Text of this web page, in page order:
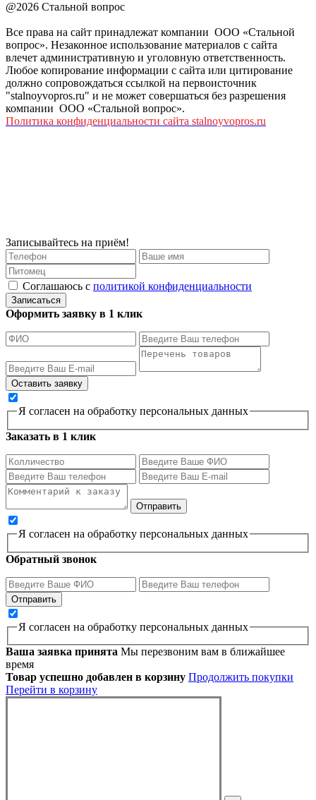
@2026 Стальной вопрос
Все права на сайт принадлежат компании ООО «Стальной
вопрос». Незаконное использование материалов с сайта
влечет административную и уголовную ответственность.
Любое копирование информации с сайта или цитирование
должно сопровождаться ссылкой на первоисточник
"stalnoyvopros.ru" и не может совершаться без разрешения
компании ООО «Стальной вопрос».
Политика конфиденциальности сайта stalnoyvopros.ru
Записывайтесь на приём!
Соглашаюсь с политикой конфиденциальности
Записаться
Оформить заявку в 1 клик
Я согласен на обработку персональных данных
Заказать в 1 клик
Я согласен на обработку персональных данных
Обратный звонок
Я согласен на обработку персональных данных
Ваша заявка принята Мы перезвоним вам в ближайшее
время
Товар успешно добавлен в корзину Продолжить покупки
Перейти в корзину